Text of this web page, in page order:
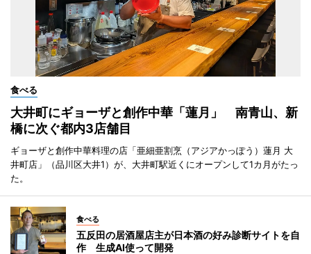
食べる
大井町にギョーザと創作中華「蓮月」 南青山、新
橋に次ぐ都内3店舗目
ギョーザと創作中華料理の店「亜細亜割烹（アジアかっぽう）蓮月 大
井町店」（品川区大井1）が、大井町駅近くにオープンして1カ月がたっ
た。
食べる
五反田の居酒屋店主が日本酒の好み診断サイトを自
作 生成AI使って開発